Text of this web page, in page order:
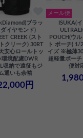
ブラッ
ダイヤモンド)
CREEK (スト
クリーク) 30RT
安心ロールトッ
環境配慮DWR
収納で遠征もジ
ム通いも余裕
円
メール便
ISUKA(
POUCH(ウ
ト ポーチ)
イズ ※極薄
超軽量ポー
便対